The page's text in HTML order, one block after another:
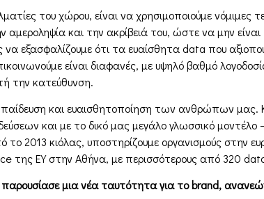
του χώρου, είναι να χρησιµοποιούµε νόµιµες
και την ακρίβειά του, ώστε να µην
εξασφαλίζουµε ότι τα ευαίσθητα data που
είναι διαφανές, µε υψηλό βαθµό
την κατεύθυνση.
και ευαισθητοποίηση των ανθρώπων µας.
και µε το δικό µας µεγάλο γλωσσικό
το 2013 κιόλας, υποστηρίζουµε οργανισµούς στην
της ΕΥ στην Αθήνα, µε περισσότερους από 320
µια νέα ταυτότητα για το brand,